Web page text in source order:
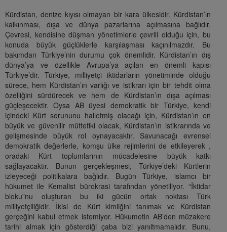
Kürdistan, denize kıyısı olmayan bir kara ülkesidir. Kürdistan’ın
kalkınması, dışa ve dünya pazarlarına açılmasına bağlıdır.
Çevresi, kendisine düşman yönetimlerle çevrili olduğu için, bu
konuda büyük güçlüklerle karşılaşması kaçınılmazdır. Bu
bakımdan Türkiye’nin durumu çok önemlidir. Kürdistan’ın dış
dünya’ya ve özellikle Avrupa’ya açılan en önemli kapısı
Türkiye’dir. Türkiye, milliyetçi iktidarların yönetiminde olduğu
sürece, hem Kürdistan’ın varlığı ve istikrarı için bir tehdit olma
özelliğini sürdürecek ve hem de Kürdistan’ın dışa açılması
güçleşecektir. Oysa AB üyesi demokratik bir Türkiye, kendi
içindeki Kürt sorununu halletmiş olacağı için, Kürdistan’ın en
büyük ve güvenilir müttefiki olacak, Kürdistan’ın istikrarında ve
gelişmesinde büyük rol oynayacaktır. Savunacağı evrensel
demokratik değerlerle, komşu ülke rejimlerini de etkileyerek ,
oradaki Kürt toplumlarının mücadelesine büyük katkı
sağlayacaktır. Bunun gerçekleşmesi, Türkiye’deki Kürtlerin
izleyeceği politikalara bağlıdır. Bugün Türkiye, islamcı bir
hükumet ile Kemalist bürokrasi tarafından yönetiliyor. “İktidar
bloku”nu oluşturan bu iki gücün ortak noktası Türk
milliyetçiliğidir. İkisi de Kürt kimliğini tanımak ve Kürdistan
gerçeğini kabul etmek istemiyor. Hükumetin AB’den müzakere
tarihi almak için gösterdiği çaba bizi yanıltmamalıdır. Bunu,